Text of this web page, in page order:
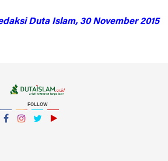
Duta Islam, 30 November 2015
FOLLOW